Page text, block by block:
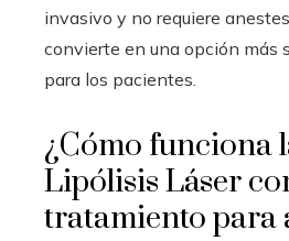
invasivo y no requiere
convierte en una opción más
para los pacientes.
¿Cómo funciona
Lipólisis Láser
tratamiento para